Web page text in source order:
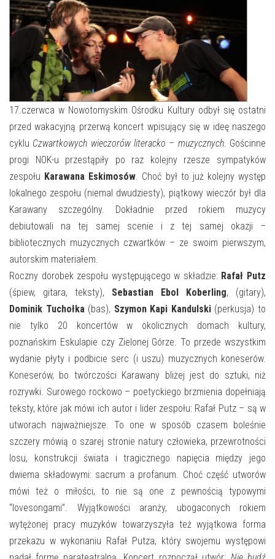
AKTUALNOŚCI
NAJBLIŻSZE WYDARZENIA
WYDARZENIA BIEŻĄCE
WYDARZYŁO SIĘ
NASZA OFERTA
STREFA WIEDZY O REGIONIE
STREFA KOLORU
POLECANE STRONY
WYDARZENIA KULTURALNE
E-INFORMATOR
O NAS
17.czerwca w Nowotomyskim Ośrodku Kultury odbył się ostatni
przed wakacyjną przerwą koncert wpisujący się w ideę naszego
cyklu Czwartkowych wieczorów literacko – muzycznych. Gościnne
progi NOK-u przestąpiły po raz kolejny rzesze sympatyków
zespołu Karawana Eskimosów. Choć był to już kolejny występ
lokalnego zespołu (niemal dwudziesty), piątkowy wieczór był dla
Karawany szczególny. Dokładnie przed rokiem muzycy
debiutowali na tej samej scenie i z tej samej okazji –
bibliotecznych muzycznych czwartków – ze swoim pierwszym,
autorskim materiałem.
Roczny dorobek zespołu występującego w składzie: Rafał Putz
(śpiew, gitara, teksty), Sebastian Ebol Koberling, (gitary),
Dominik Tuchołka(bas), Szymon Kapi Kandulski(perkusja) to
nie tylko 20 koncertów w okolicznych domach kultury,
poznańskim Eskulapie czy Zielonej Górze. To przede wszystkim
wydanie płyty i podbicie serc (i uszu) muzycznych koneserów.
Koneserów, bo twórczości Karawany bliżej jest do sztuki, niż
rozrywki. Surowego rockowo – poetyckiego brzmienia dopełniają
teksty, które jak mówi ich autor i lider zespołu: Rafał Putz – są w
utworach najważniejsze. To one w sposób czasem boleśnie
szczery mówią o szarej stronie natury człowieka, przewrotności
losu, konstrukcji świata i tragicznego napięcia między jego
dwiema składowymi: sacrum a profanum. Choć część utworów
mówi też o miłości, to nie są one z pewnością typowymi
“lovesongami”. Wyjątkowości aranży, ubogaconych rokiem
wytężonej pracy muzyków towarzyszyła też wyjątkowa forma
przekazu w wykonaniu Rafał Putza, który swojemu występowi